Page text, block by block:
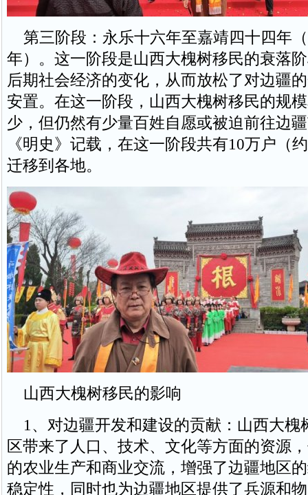
第三阶段：永乐十六年至嘉靖四十四年（
年）。这一阶段是山西大槐树移民的衰落
后期社会经济的变化，从而放松了对边疆
安置。在这一阶段，山西大槐树移民的规
少，但仍然有少量百姓自愿或被迫前往边
《明史》记载，在这一阶段共有10万户（
迁移到各地。
山西大槐树移民的影响
1、对边疆开发和建设的贡献：山西大槐
区带来了人口、技术、文化等方面的资源
的农业生产和商业交流，增强了边疆地区
稳定性，同时也为边疆地区提供了兵源和